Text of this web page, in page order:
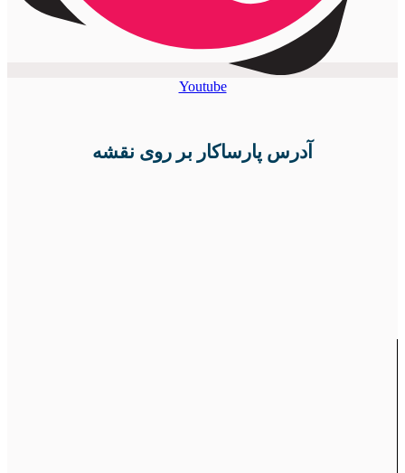
Youtube
آدرس پارساکار بر روی نقشه